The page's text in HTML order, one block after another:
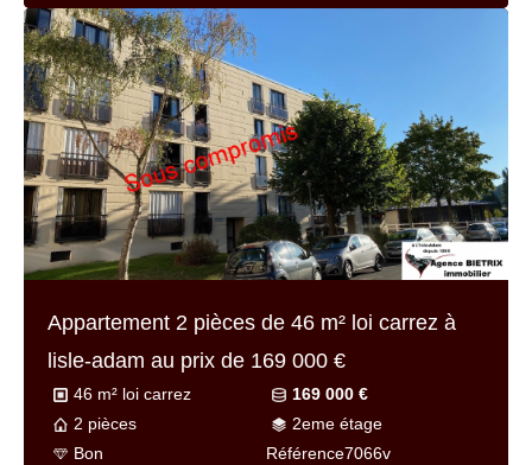
Appartement 2 pièces de 46 m² loi carrez à
lisle-adam au prix de 169 000 €
46 m² loi carrez
169 000 €
2 pièces
2eme étage
Bon
Référence7066v